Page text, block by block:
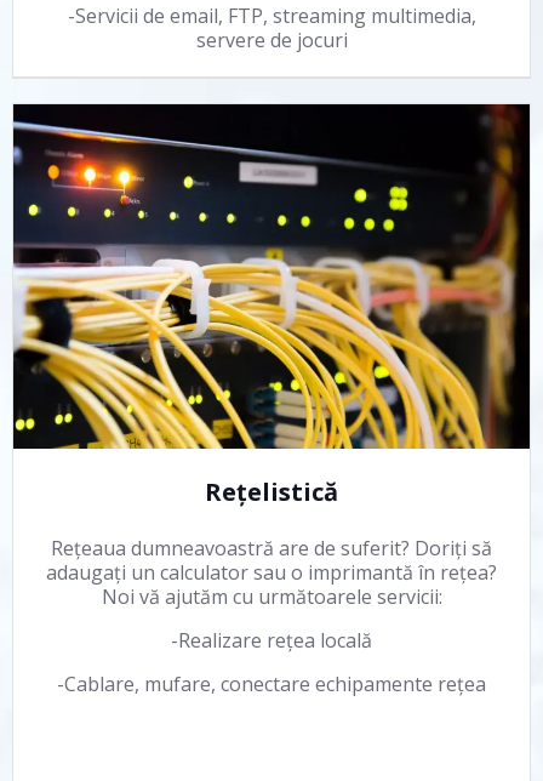
-Servicii de email, FTP, streaming multimedia,
servere de jocuri
Rețelistică
Rețeaua dumneavoastră are de suferit? Doriți să
adaugați un calculator sau o imprimantă în rețea?
Noi vă ajutăm cu următoarele servicii:
-Realizare rețea locală
-Cablare, mufare, conectare echipamente rețea